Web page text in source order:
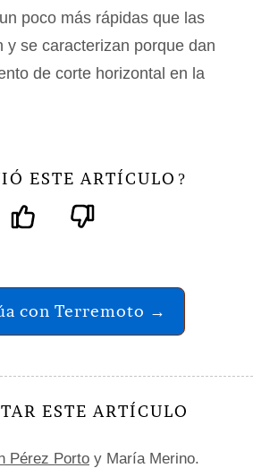
poco más rápidas que las
y se caracterizan porque dan
de corte horizontal en la
ESTE ARTÍCULO ?
con Terremoto →
ESTE ARTÍCULO
Pérez Porto y María Merino.